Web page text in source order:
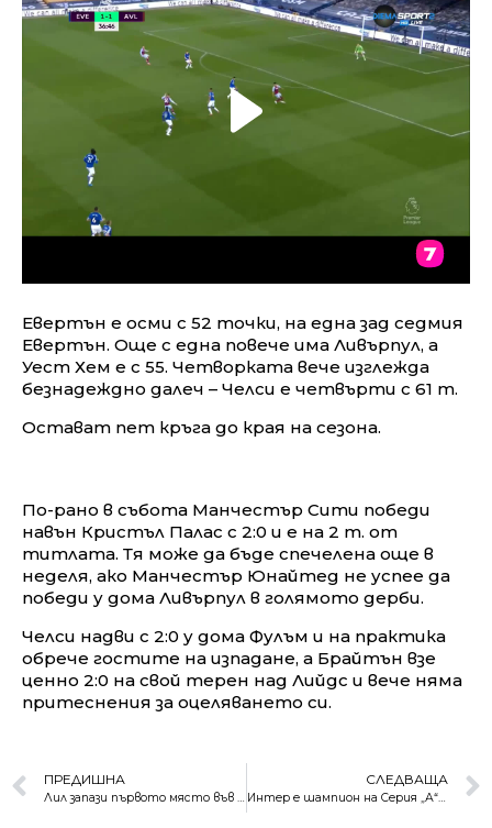
Евертън е осми с 52 точки, на една зад седмия
Евертън. Още с една повече има Ливърпул, а
Уест Хем е с 55. Четворката вече изглежда
безнадеждно далеч – Челси е четвърти с 61 т.
Остават пет кръга до края на сезона.
По-рано в събота Манчестър Сити победи
навън Кристъл Палас с 2:0 и е на 2 т. от
титлата. Тя може да бъде спечелена още в
неделя, ако Манчестър Юнайтед не успее да
победи у дома Ливърпул в голямото дерби.
Челси надви с 2:0 у дома Фулъм и на практика
обрече гостите на изпадане, а Брайтън взе
ценно 2:0 на свой терен над Лийдс и вече няма
притеснения за оцеляването си.
ПРЕДИШНА
Лил запази първото място във Франция три кръга преди края
СЛЕДВАЩА
Интер е шампион на Серия „А“ за 19-и път